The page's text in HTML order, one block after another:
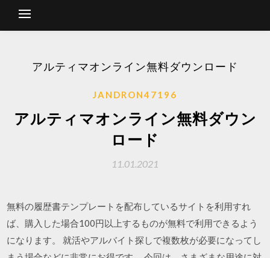
アルティマオンライン無料ダウンロード
JANDRON47196
アルティマオンライン無料ダウン
ロード
11.01.2021
無料の履歴書テンプレートを配布しているサイトを利用すれ
ば、購入した場合100円以上するものが無料で利用できるよう
になります。 就活やアルバイト探しで複数枚が必要になってし